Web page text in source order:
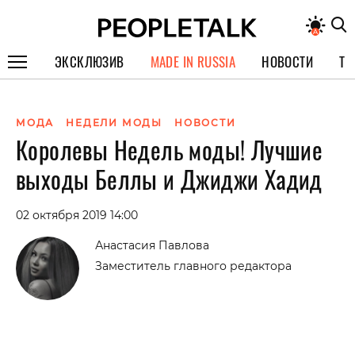
ЭКСКЛЮЗИВ
СПЕЦПРОЕКТЫ
ИНТЕРВЬЮ
ПОКОЛЕНИЕ
MADE IN RUSSIA НОВОСТИ
МОДА НЕДЕЛИ МОДЫ НОВОСТИ
Королевы Недель моды! Лучшие
выходы Беллы и Джиджи Хадид
02 октября 2019 14:00
Анастасия Павлова
Заместитель главного редактора